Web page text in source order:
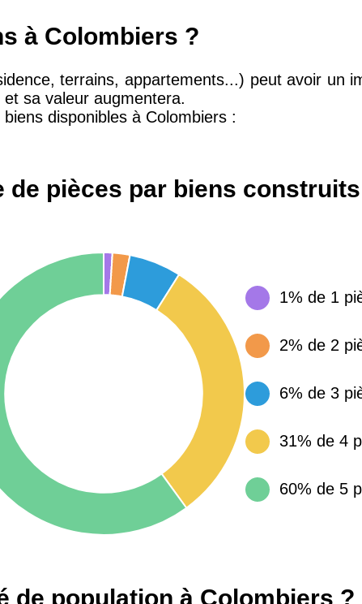
2 453 €
15 155 € 34 €
14 €
14 €
à Colombiers ?
terrains, appartements...) peut avoir un
sa valeur augmentera.
disponibles à Colombiers :
de pièces par biens
1% de 1
2% de 2
6% de 3
31% de 4
60% de 5
de population à Colombiers ?